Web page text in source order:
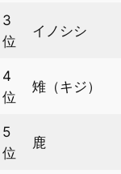
3
位
イノシシ
4
位
雉（キジ）
5
位
鹿